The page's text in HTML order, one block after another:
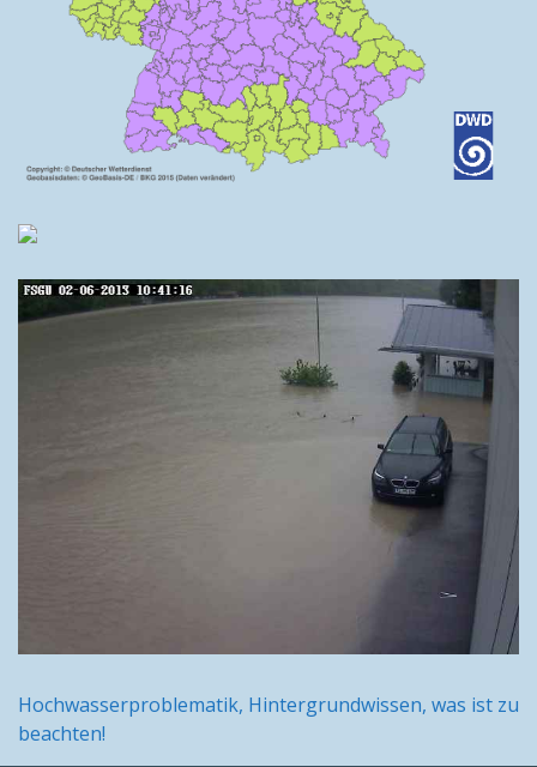
Hochwasserproblematik, Hintergrundwissen, was ist zu
beachten!